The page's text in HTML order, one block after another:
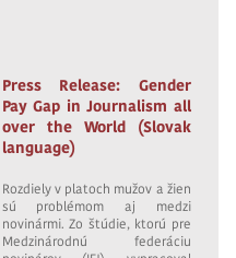
Press Release: Gender
Pay Gap in Journalism all
over the World (Slovak
language)
Rozdiely v platoch mužov a žien
sú problémom aj medzi
novinármi. Zo štúdie, ktorú pre
Medzinárodnú federáciu